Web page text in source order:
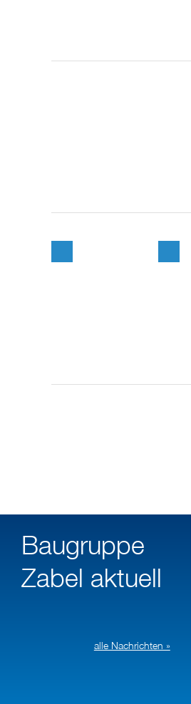
Baugruppe
Zabel aktuell
alle Nachrichten »